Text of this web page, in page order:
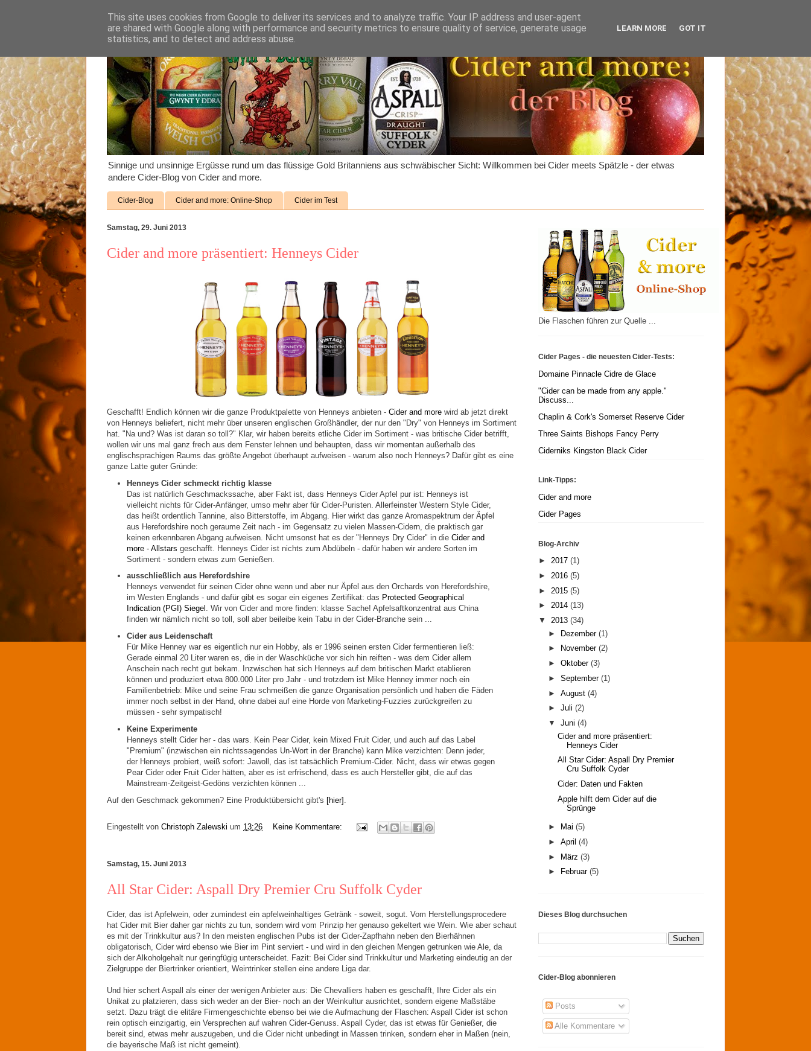
Sinnige und unsinnige Ergüsse rund um das flüssige Gold Britanniens aus schwäbischer Sicht: Willkommen bei Cider meets Spätzle - der etwas
andere Cider-Blog von Cider and more.
Cider-Blog Cider and more: Online-Shop Cider im Test
Samstag, 29. Juni 2013
Cider and more präsentiert: Henneys Cider
Geschafft! Endlich können wir die ganze Produktpalette von Henneys anbieten - Cider and more wird ab jetzt direkt
von Henneys beliefert, nicht mehr über unseren englischen Großhändler, der nur den "Dry" von Henneys im Sortiment
hat. "Na und? Was ist daran so toll?" Klar, wir haben bereits etliche Cider im Sortiment - was britische Cider betrifft,
wollen wir uns mal ganz frech aus dem Fenster lehnen und behaupten, dass wir momentan außerhalb des
englischsprachigen Raums das größte Angebot überhaupt aufweisen - warum also noch Henneys? Dafür gibt es eine
ganze Latte guter Gründe:
Henneys Cider schmeckt richtig klasse
Das ist natürlich Geschmackssache, aber Fakt ist, dass Henneys Cider Apfel pur ist: Henneys ist
vielleicht nichts für Cider-Anfänger, umso mehr aber für Cider-Puristen. Allerfeinster Western Style Cider,
das heißt ordentlich Tannine, also Bitterstoffe, im Abgang. Hier wirkt das ganze Aromaspektrum der Äpfel
aus Herefordshire noch geraume Zeit nach - im Gegensatz zu vielen Massen-Cidern, die praktisch gar
keinen erkennbaren Abgang aufweisen. Nicht umsonst hat es der "Henneys Dry Cider" in die Cider and
more - Allstars geschafft. Henneys Cider ist nichts zum Abdübeln - dafür haben wir andere Sorten im
Sortiment - sondern etwas zum Genießen.
ausschließlich aus Herefordshire
Henneys verwendet für seinen Cider ohne wenn und aber nur Äpfel aus den Orchards von Herefordshire,
im Westen Englands - und dafür gibt es sogar ein eigenes Zertifikat: das Protected Geographical
Indication (PGI) Siegel . Wir von Cider and more finden: klasse Sache! Apfelsaftkonzentrat aus China
finden wir nämlich nicht so toll, soll aber beileibe kein Tabu in der Cider-Branche sein ...
Cider aus Leidenschaft
Für Mike Henney war es eigentlich nur ein Hobby, als er 1996 seinen ersten Cider fermentieren ließ:
Gerade einmal 20 Liter waren es, die in der Waschküche vor sich hin reiften - was dem Cider allem
Anschein nach recht gut bekam. Inzwischen hat sich Henneys auf dem britischen Markt etablieren
können und produziert etwa 800.000 Liter pro Jahr - und trotzdem ist Mike Henney immer noch ein
Familienbetrieb: Mike und seine Frau schmeißen die ganze Organisation persönlich und haben die Fäden
immer noch selbst in der Hand, ohne dabei auf eine Horde von Marketing-Fuzzies zurückgreifen zu
müssen - sehr sympatisch!
Keine Experimente
Henneys stellt Cider her - das wars. Kein Pear Cider, kein Mixed Fruit Cider, und auch auf das Label
"Premium" (inzwischen ein nichtssagendes Un-Wort in der Branche) kann Mike verzichten: Denn jeder,
der Henneys probiert, weiß sofort: Jawoll, das ist tatsächlich Premium-Cider. Nicht, dass wir etwas gegen
Pear Cider oder Fruit Cider hätten, aber es ist erfrischend, dass es auch Hersteller gibt, die auf das
Mainstream-Zeitgeist-Gedöns verzichten können ...
Auf den Geschmack gekommen? Eine Produktübersicht gibt's [hier]
Eingestellt von Christoph Zalewski um 13:26 Keine Kommentare:
Samstag, 15. Juni 2013
All Star Cider: Aspall Dry Premier Cru Suffolk Cyder
Cider, das ist Apfelwein, oder zumindest ein apfelweinhaltiges Getränk - soweit, sogut. Vom Herstellungsprocedere
hat Cider mit Bier daher gar nichts zu tun, sondern wird vom Prinzip her genauso gekeltert wie Wein. Wie aber schaut
es mit der Trinkkultur aus? In den meisten englischen Pubs ist der Cider-Zapfhahn neben den Bierhähnen
obligatorisch, Cider wird ebenso wie Bier im Pint serviert - und wird in den gleichen Mengen getrunken wie Ale, da
sich der Alkoholgehalt nur geringfügig unterscheidet. Fazit: Bei Cider sind Trinkkultur und Marketing eindeutig an der
Zielgruppe der Biertrinker orientiert, Weintrinker stellen eine andere Liga dar.
Und hier schert Aspall als einer der wenigen Anbieter aus: Die Chevalliers haben es geschafft, Ihre Cider als ein
Unikat zu platzieren, dass sich weder an der Bier- noch an der Weinkultur ausrichtet, sondern eigene Maßstäbe
setzt. Dazu trägt die elitäre Firmengeschichte ebenso bei wie die Aufmachung der Flaschen: Aspall Cider ist schon
rein optisch einzigartig, ein Versprechen auf wahren Cider-Genuss. Aspall Cyder, das ist etwas für Genießer, die
bereit sind, etwas mehr auszugeben, und die Cider nicht unbedingt in Massen trinken, sondern eher in Maßen (nein,
die bayerische Maß ist nicht gemeint).
Die Flaschen führen zur Quelle ...
Cider Pages - die neuesten Cider-Tests:
Domaine Pinnacle Cidre de Glace
"Cider can be made from any apple."
Discuss...
Chaplin & Cork's Somerset Reserve Cider
Three Saints Bishops Fancy Perry
Ciderniks Kingston Black Cider
Link-Tipps:
Cider and more
Cider Pages
Blog-Archiv
► 2017 (1)
► 2016 (5)
► 2015 (5)
► 2014 (13)
▼ 2013 (34)
► Dezember (1)
►
November (2)
► Oktober (3)
► September (1)
► August (4)
► Juli (2)
▼ Juni (4)
Cider and more präsentiert:
Henneys Cider
All Star Cider: Aspall Dry Premier
Cru Suffolk Cyder
Cider: Daten und Fakten
Apple hilft dem Cider auf die
Sprünge
► Mai (5)
► April (4)
► März (3)
►
Februar (5)
Dieses Blog durchsuchen
Cider-Blog abonnieren
Posts
Alle Kommentare
This site uses cookies from Google to deliver its services and to analyze traffic. Your IP address and user-agent
are shared with Google along with performance and security metrics to ensure quality of service, generate usage
statistics, and to detect and address abuse.
LEARN MORE GOT IT